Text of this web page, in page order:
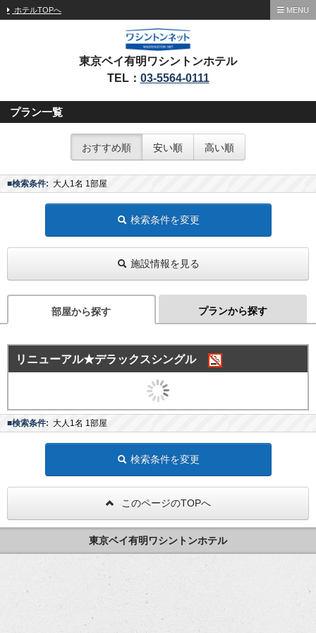
ホテルTOPへ MENU
東京ベイ有明ワシントンホテル
TEL： 03-5564-0111
プラン一覧
おすすめ順 安い順 高い順
■検索条件: 大人1名 1部屋
検索条件を変更
施設情報を見る
部屋から探す プランから探す
リニューアル★デラックスシングル
■検索条件: 大人1名 1部屋
検索条件を変更
このページのTOPへ
東京ベイ有明ワシントンホテル